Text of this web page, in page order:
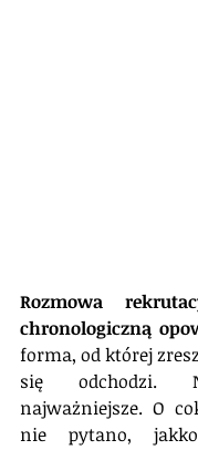
Rozmowa
chronologiczną
forma, od której
się
najważniejsze. O
nie pytano,